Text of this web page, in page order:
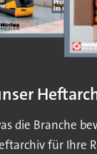
die Branche
für Ihre